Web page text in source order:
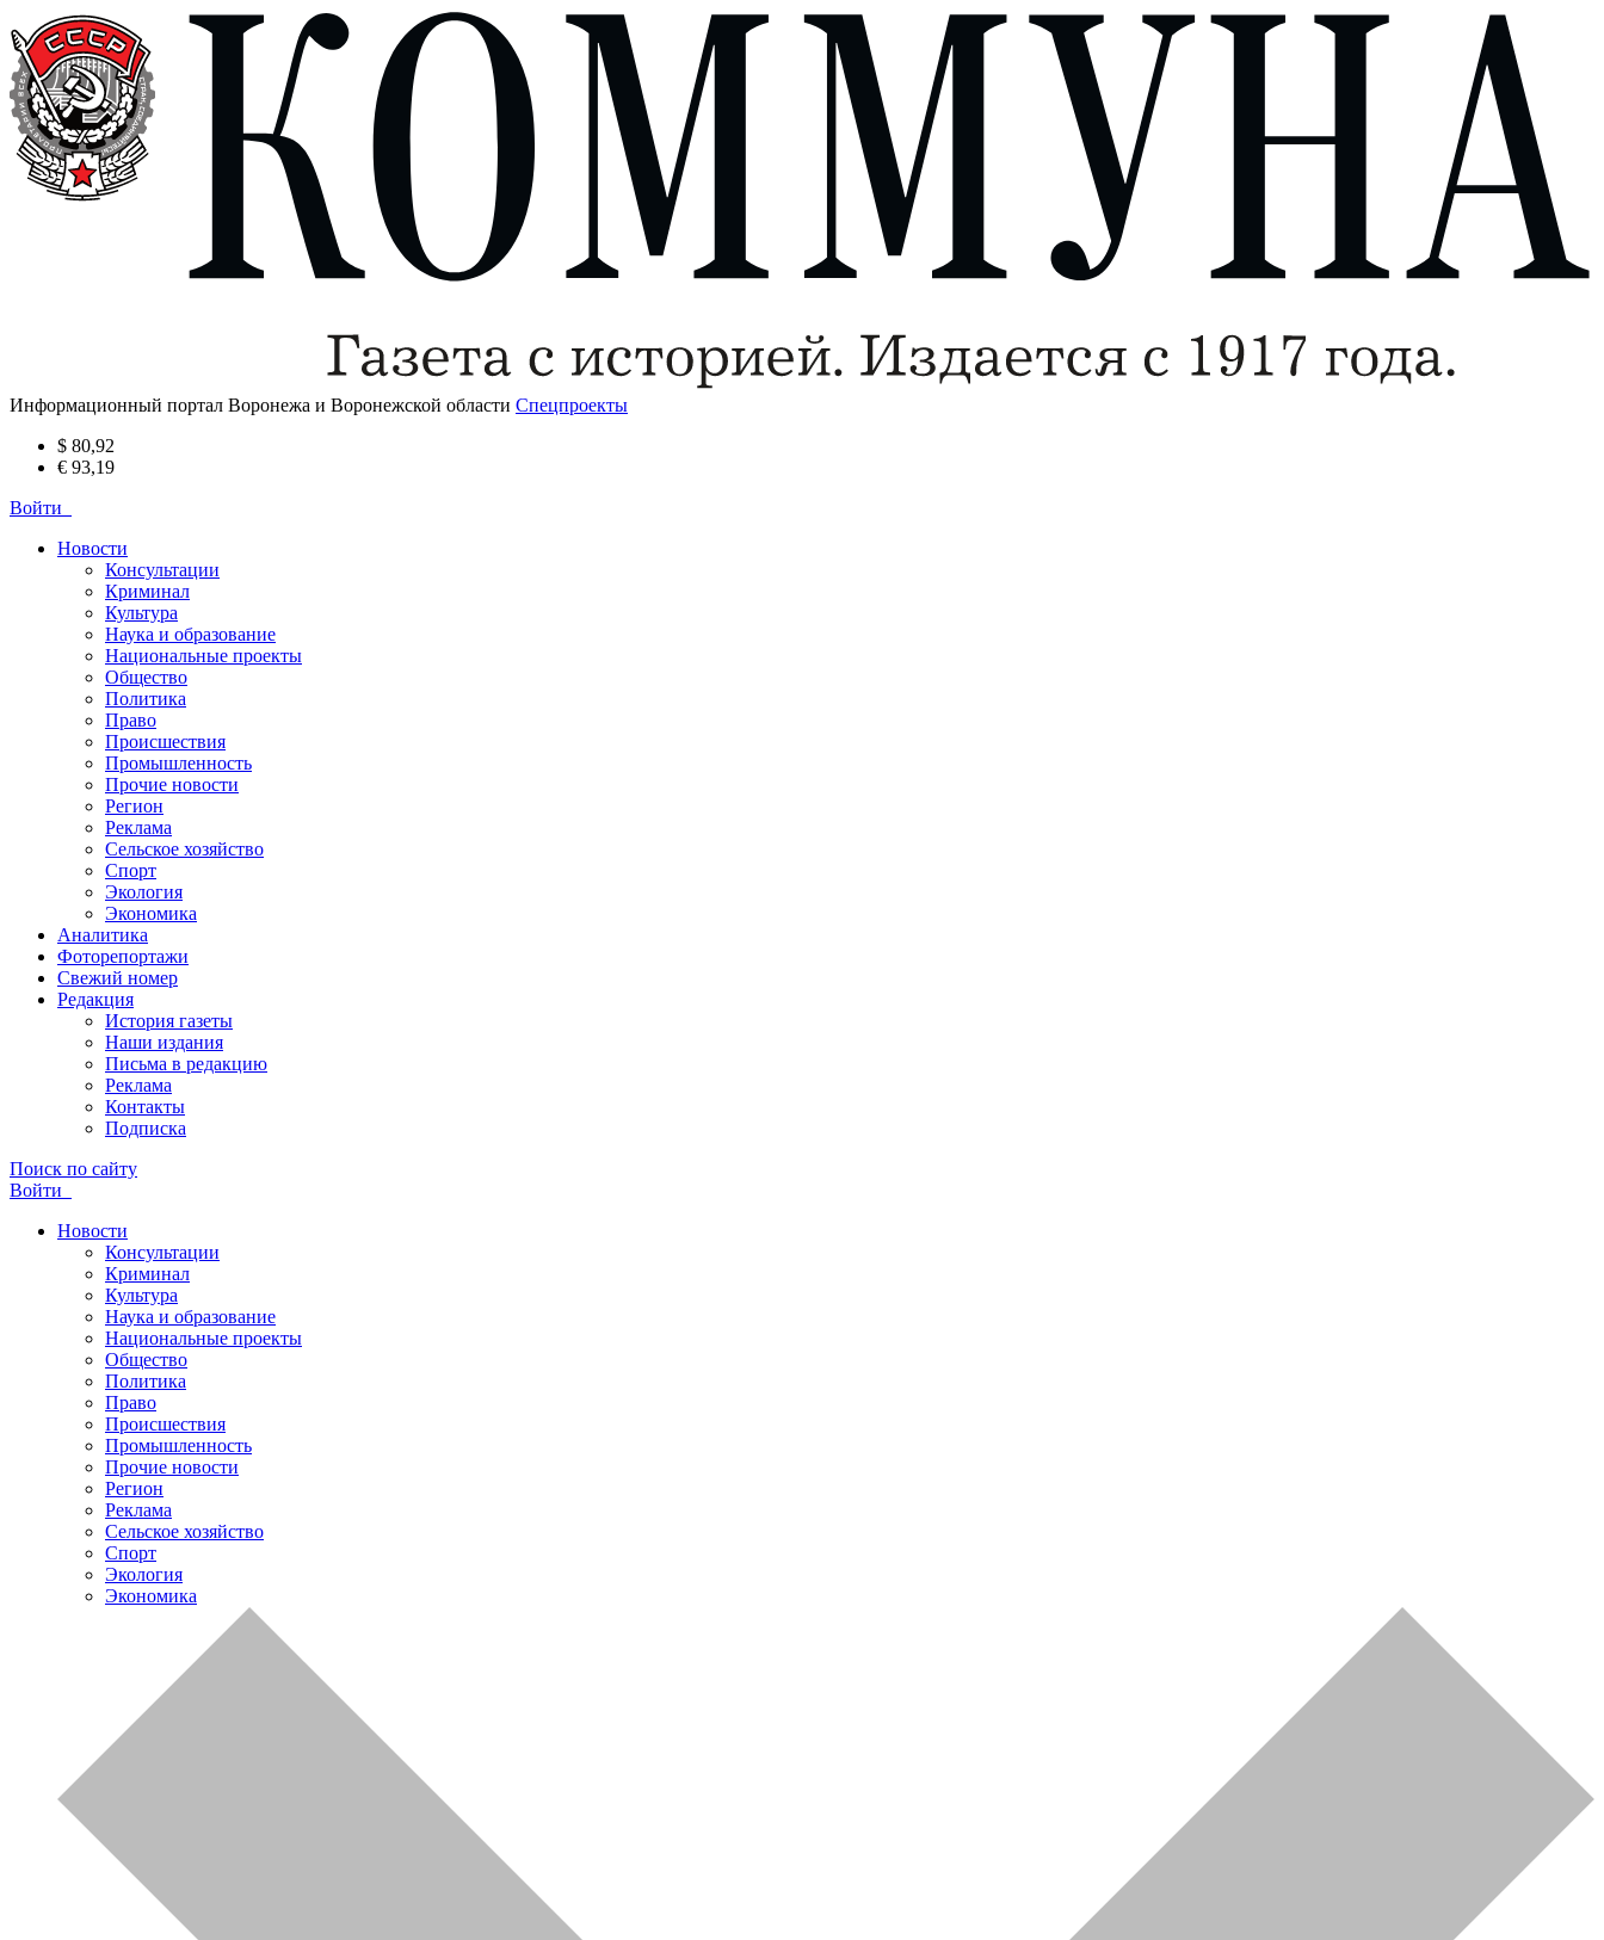
Информационный портал Воронежа и Воронежской области Спецпроекты
$ 80,92
€ 93,19
Войти
Новости
Консультации
Криминал
Культура
Наука и образование
Национальные проекты
Общество
Политика
Право
Происшествия
Промышленность
Прочие новости
Регион
Реклама
Сельское хозяйство
Спорт
Экология
Экономика
Аналитика
Фоторепортажи
Свежий номер
Редакция
История газеты
Наши издания
Письма в редакцию
Реклама
Контакты
Подписка
Поиск по сайту
Войти
Новости
Консультации
Криминал
Культура
Наука и образование
Национальные проекты
Общество
Политика
Право
Происшествия
Промышленность
Прочие новости
Регион
Реклама
Сельское хозяйство
Спорт
Экология
Экономика